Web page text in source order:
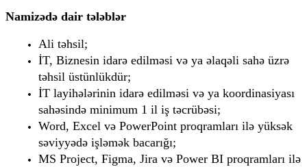
Namizədə dair tələblər
Ali təhsil;
İT, Biznesin idarə edilməsi və ya əlaqəli sahə üzrə
təhsil üstünlükdür;
İT layihələrinin idarə edilməsi və ya koordinasiyası
sahəsində minimum 1 il iş təcrübəsi;
Word, Excel və PowerPoint proqramları ilə yüksək
səviyyədə işləmək bacarığı;
MS Project, Figma, Jira və Power BI proqramları ilə